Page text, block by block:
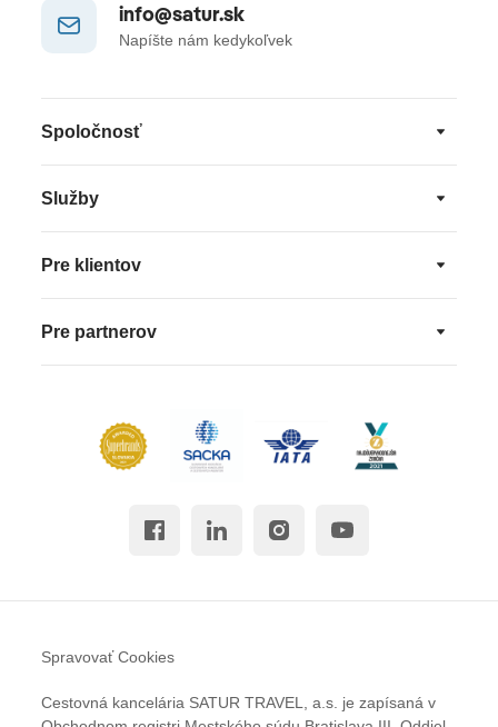
info@satur.sk
Napíšte nám kedykoľvek
Spoločnosť
Služby
Pre klientov
Pre partnerov
Cestovná kancelária SATUR TRAVEL, a.s. je zapísaná v
Spravovať Cookies